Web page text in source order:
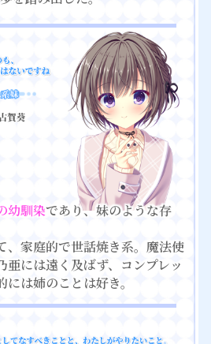
幼馴染であり、妹のような存
、家庭的で世話焼き系。魔法使
亜には遠く及ばず、コンプレッ
は姉のことは好き。